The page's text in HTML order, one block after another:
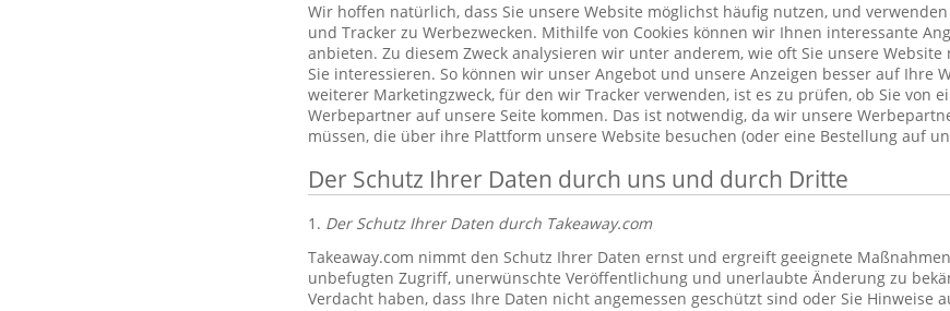
Wir hoffen natürlich, dass Sie unsere Website möglichst häufig nutzen, und
und Tracker zu Werbezwecken. Mithilfe von Cookies können wir Ihnen interessante
anbieten. Zu diesem Zweck analysieren wir unter anderem, wie oft Sie unsere
Sie interessieren. So können wir unser Angebot und unsere Anzeigen besser auf Ihre
weiterer Marketingzweck, für den wir Tracker verwenden, ist es zu prüfen, ob Sie von
Werbepartner auf unsere Seite kommen. Das ist notwendig, da wir unsere
müssen, die über ihre Plattform unsere Website besuchen (oder eine Bestellung auf
Der Schutz Ihrer Daten durch uns und durch Dritte
1. Der Schutz Ihrer Daten durch Takeaway.com
Takeaway.com nimmt den Schutz Ihrer Daten ernst und ergreift geeignete
unbefugten Zugriff, unerwünschte Veröffentlichung und unerlaubte Änderung zu
Verdacht haben, dass Ihre Daten nicht angemessen geschützt sind oder Sie Hinweise